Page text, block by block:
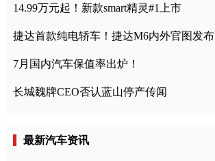
14.99万元起！新款smart精灵#1上市
捷达首款纯电轿车！捷达M6内外官图发布
7月国内汽车保值率出炉！
长城魏牌CEO否认蓝山停产传闻
最新汽车资讯